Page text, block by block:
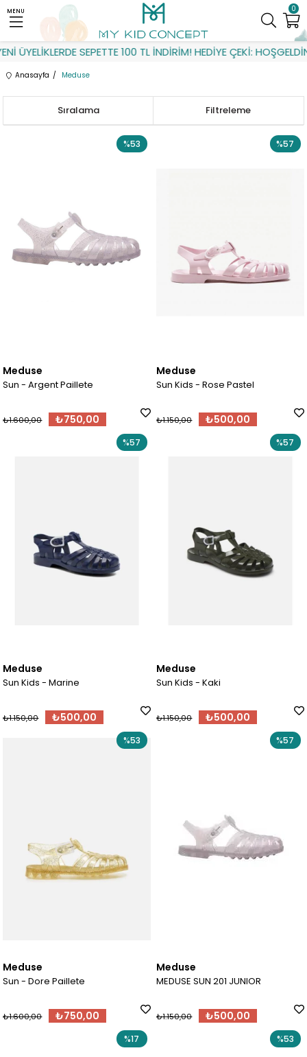
ÜYELİKLERDE SEPETTE 100 TL İNDİRİM! HEDİYE ÇEKİ: HOŞGELDİN
0
MENU
Anasayfa Meduse
Filtreleme
Sıralama
Meduse
Sun - Argent Paillete
₺750,00
₺1.600,00
%53
Meduse
Sun Kids - Rose Pastel
₺500,00
₺1.150,00
%57
Meduse
Sun Kids - Marine
₺500,00
₺1.150,00
%57
Meduse
Sun Kids - Kaki
₺500,00
₺1.150,00
%57
Meduse
Sun - Dore Paillete
₺750,00
₺1.600,00
%53
Meduse
MEDUSE SUN 201 JUNIOR
₺500,00
₺1.150,00
%57
%17 %53